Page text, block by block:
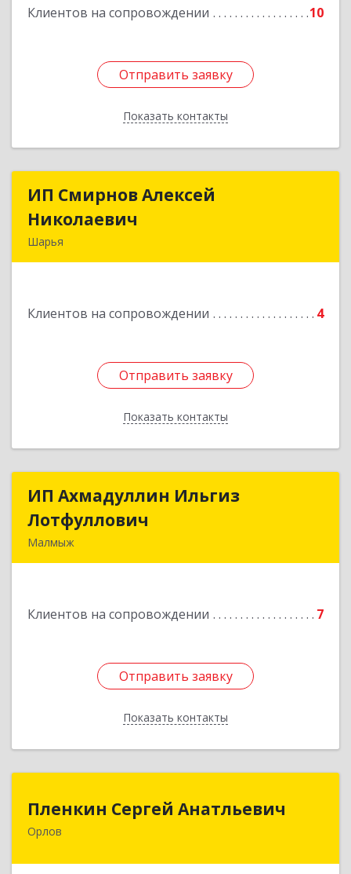
Клиентов на сопровождении 10
Отправить заявку
Показать контакты
Отправить заявку
Назад
ИП Смирнов Алексей
Николаевич
Шарья
Клиентов на сопровождении 4
Отправить заявку
Показать контакты
ИП Смирнов Алексей
Отправить заявку
Назад
ИП Ахмадуллин Ильгиз
Лотфуллович
Малмыж
Клиентов на сопровождении 7
Отправить заявку
Показать контакты
ИП Ахмадуллин Ильгиз
Подробнее
Отправить заявку
Назад
Пленкин Сергей Анатльевич
Орлов
Пленкин Сергей Анатльевич